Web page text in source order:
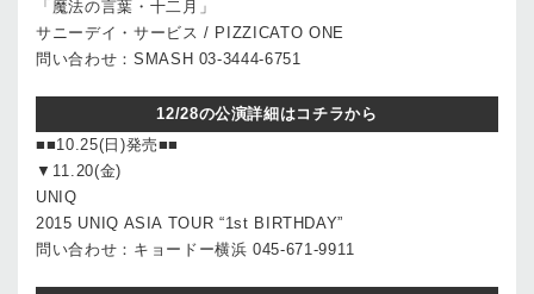
「魔法の言葉・十二月」
サニーデイ・サービス / PIZZICATO ONE
問い合わせ：SMASH 03-3444-6751
12/28の公演詳細はコチラから
■■10.25(日)発売■■
▼11.20(金)
UNIQ
2015 UNIQ ASIA TOUR “1st BIRTHDAY”
問い合わせ：キョードー横浜 045-671-9911